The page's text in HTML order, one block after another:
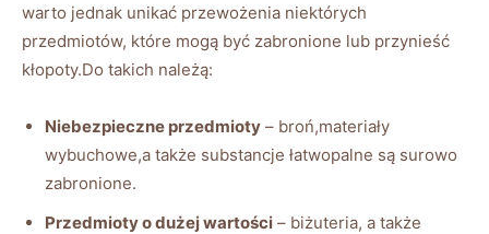
warto jednak unikać przewożenia niektórych
przedmiotów, które mogą być zabronione lub przynieść
kłopoty.Do takich należą:
Niebezpieczne przedmioty – broń,materiały
wybuchowe,a także substancje łatwopalne są surowo
zabronione.
Przedmioty o dużej wartości – biżuteria, a także